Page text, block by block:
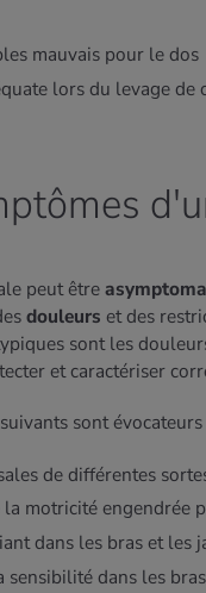
mauvais pour le dos
lors du levage de
peut être
douleurs et des
sont les
et caractériser
sont
de différentes
la motricité engendrée
dans les bras et les
sensibilité dans les